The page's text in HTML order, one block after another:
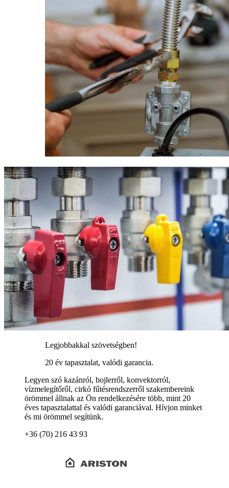
Legjobbakkal szövetségben!
20 év tapasztalat, valódi garancia.
Legyen szó kazánról, bojlerről, konvektorról,
vízmelegítőről, cirkó fűtésrendszerről szakembereink
örömmel állnak az Ön rendelkezésére több, mint 20
éves tapasztalattal és valódi garanciával. Hívjon minket
és mi örömmel segítünk.
+36 (70) 216 43 93